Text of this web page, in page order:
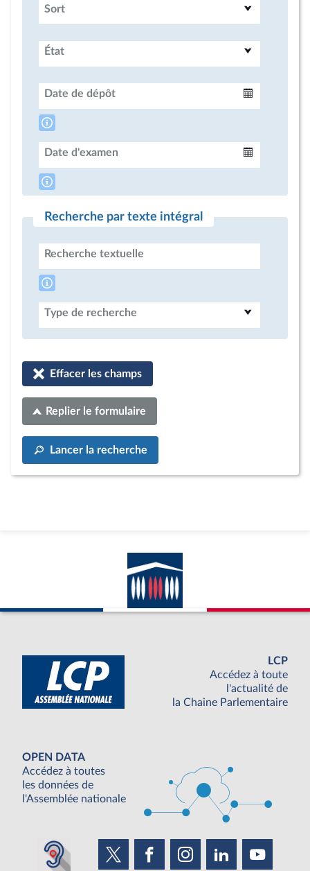
Sort
État
Date de dépôt
Date d'examen
Recherche par texte intégral
Recherche textuelle
Type de recherche
Effacer les champs
Replier le formulaire
Lancer la recherche
LCP
Accédez à toute
l'actualité de
la Chaine Parlementaire
OPEN DATA
Accédez à toutes
les données de
l'Assemblée nationale